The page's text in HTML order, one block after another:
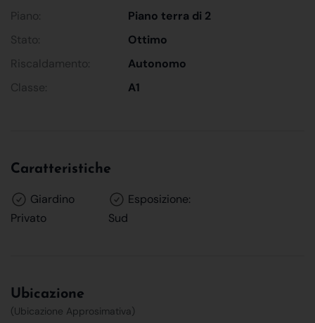
Piano:
Piano terra di 2
Stato:
Ottimo
Riscaldamento:
Autonomo
Classe:
A1
Caratteristiche
Giardino
Privato
Esposizione:
Sud
Ubicazione
(Ubicazione Approsimativa)